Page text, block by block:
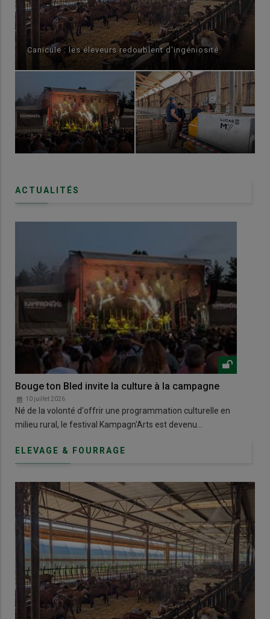
Canicule : les éleveurs redoublent d'ingéniosité
ACTUALITÉS
Bouge ton Bled invite la culture à la campagne
10 juillet 2026
Né de la volonté d'offrir une programmation culturelle en
milieu rural, le festival Kampagn'Arts est devenu…
ELEVAGE & FOURRAGE